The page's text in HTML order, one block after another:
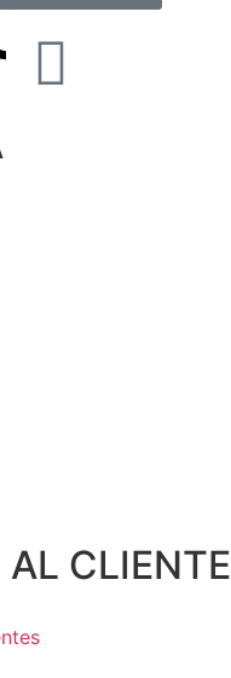
AL CLIENTE